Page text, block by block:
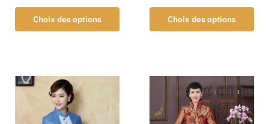
Choix des options Choix des options